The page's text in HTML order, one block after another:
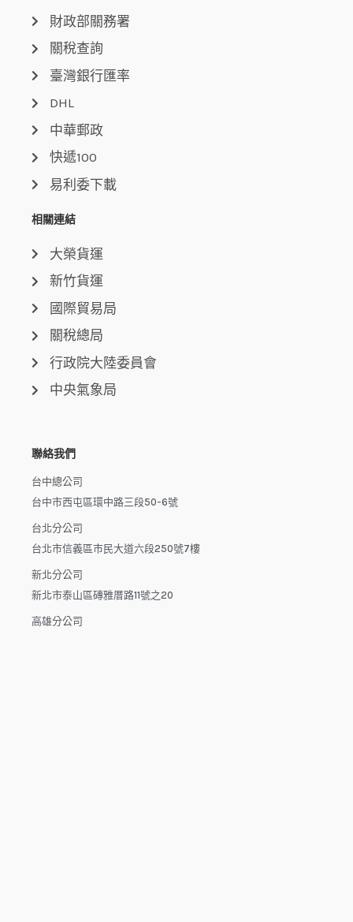
財政部關務署
關稅查詢
臺灣銀行匯率
DHL
中華郵政
快遞100
易利委下載
相關連結
大榮貨運
新竹貨運
國際貿易局
關稅總局
行政院大陸委員會
中央氣象局
聯絡我們
台中總公司
台中市西屯區環中路三段50-6號
台北分公司
台北市信義區市民大道六段250號7樓
新北分公司
新北市泰山區磚雅厝路11號之20
高雄分公司